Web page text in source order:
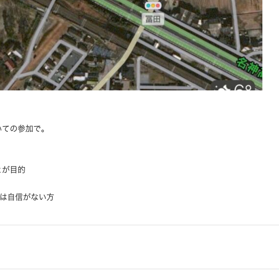
の参加で。
目的
自信がない方